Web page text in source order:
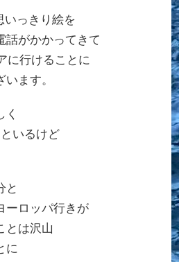
っきり絵を
話がかかってきて
に行けることに
ます。
く
いるけど
と
ーロッパ行きが
とは沢山
に